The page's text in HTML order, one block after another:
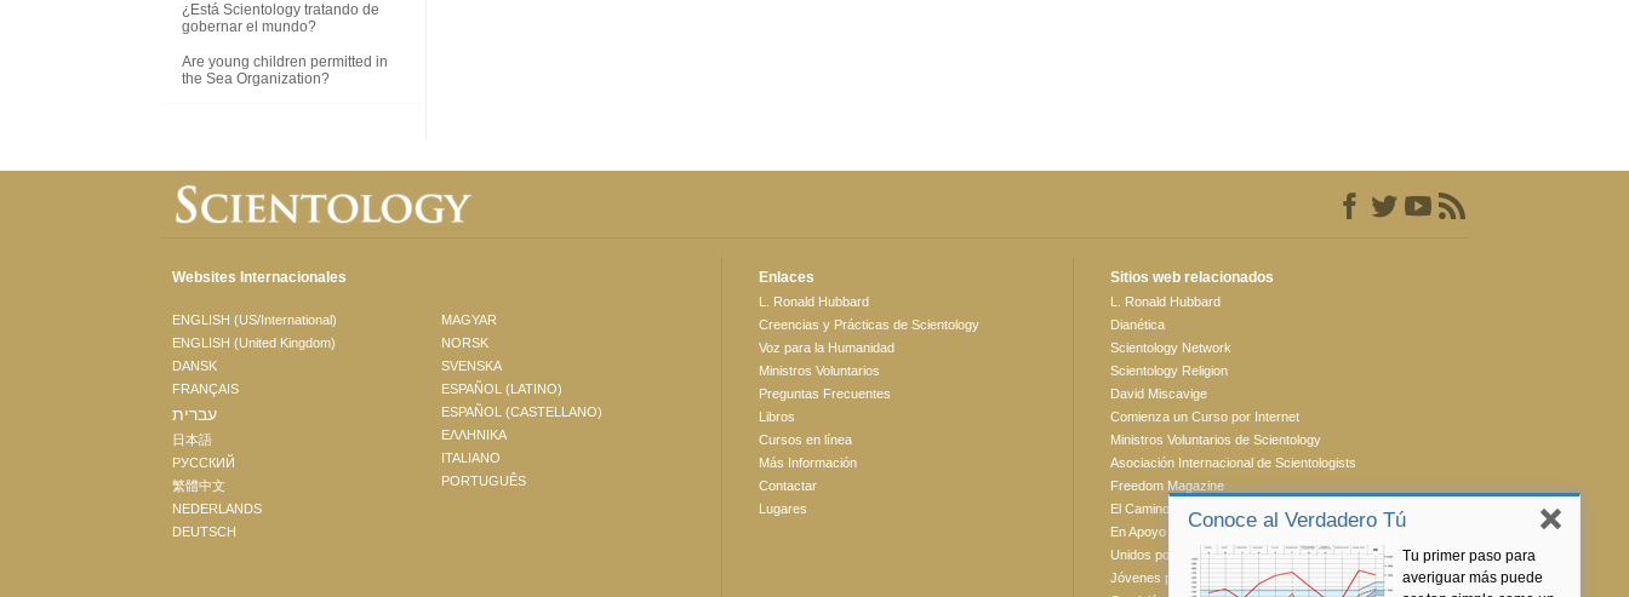
¿Está Scientology tratando de
gobernar el mundo?
Are young children permitted in
the Sea Organization?
Conoce al Verdadero Tú
Tu primer paso para
averiguar más puede
Websites Internacionales
ENGLISH (US/International)
ENGLISH (United Kingdom)
DANSK
FRANÇAIS
עברית
日本語
РУССКИЙ
繁體中文
NEDERLANDS
DEUTSCH
MAGYAR
NORSK
SVENSKA
ESPAÑOL (LATINO)
ESPAÑOL (CASTELLANO)
ΕΛΛΗΝΙΚA
ITALIANO
PORTUGUÊS
Enlaces
L. Ronald Hubbard
Creencias y Prácticas de Scientology
Voz para la Humanidad
Ministros Voluntarios
Preguntas Frecuentes
Libros
Cursos en línea
Más Información
Contactar
Lugares
Sitios web relacionados
L. Ronald Hubbard
Dianética
Scientology Network
Scientology Religion
David Miscavige
Comienza un Curso por Internet
Ministros Voluntarios de Scientology
Asociación Internacional de Scientologists
Freedom Magazine
El Camino a la Felicidad
En Apoyo de Un Mundo Sin Drogas
Unidos por los Derechos Humanos
Jóvenes por los Derechos Humanos